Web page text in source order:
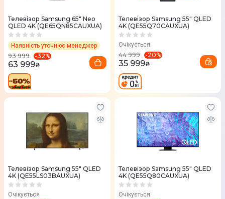
Телевізор Samsung 65" Neo
QLED 4K (QE65QN85CAUXUA)
Наявність уточнює менеджер
93 999 -32%
63 999₴
Телевізор Samsung 55" QLED
4K (QE55Q70CAUXUA)
Очікується
44 999 -20%
35 999₴
Телевізор Samsung 55" QLED
4K (QE55LS03BAUXUA)
Очікується
Телевізор Samsung 55" QLED
4K (QE55Q80CAUXUA)
Очікується